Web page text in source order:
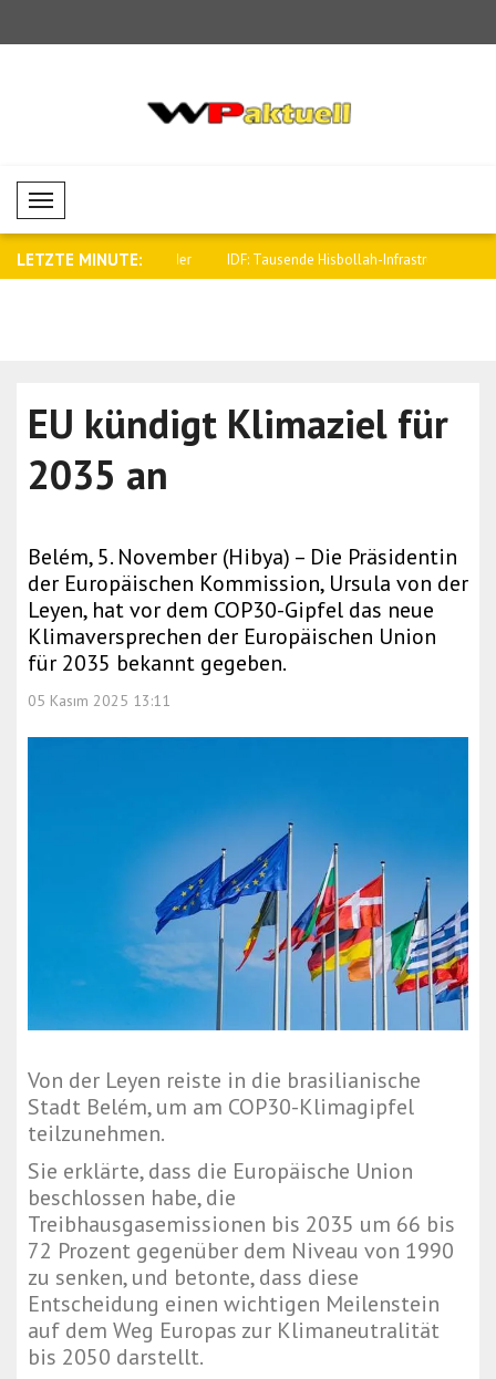
Mobil Menü
LETZTE MINUTE:
den Familien der IDF: Tausende Hisbollah-Infrastrukturen
EU kündigt Klimaziel für
2035 an
Belém, 5. November (Hibya) – Die Präsidentin
der Europäischen Kommission, Ursula von der
Leyen, hat vor dem COP30-Gipfel das neue
Klimaversprechen der Europäischen Union
für 2035 bekannt gegeben.
05 Kasım 2025 13:11
Von der Leyen reiste in die brasilianische
Stadt Belém, um am COP30-Klimagipfel
teilzunehmen.
Sie erklärte, dass die Europäische Union
beschlossen habe, die
Treibhausgasemissionen bis 2035 um 66 bis
72 Prozent gegenüber dem Niveau von 1990
zu senken, und betonte, dass diese
Entscheidung einen wichtigen Meilenstein
auf dem Weg Europas zur Klimaneutralität
bis 2050 darstellt.